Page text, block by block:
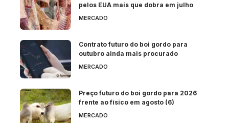
pelos EUA mais que dobra em julho
MERCADO
Contrato futuro do boi gordo para
outubro ainda mais procurado
MERCADO
Preço futuro do boi gordo para 2026
frente ao físico em agosto (6)
MERCADO